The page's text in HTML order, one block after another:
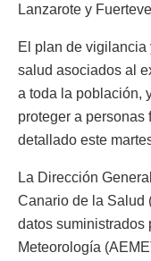
Lanzarote y
El plan de vigilancia
salud asociados al
a toda la población,
proteger a personas
detallado este
La Dirección
Canario de la Salud
datos suministrados
Meteorología